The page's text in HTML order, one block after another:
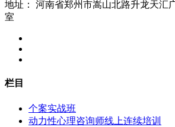
地址：
河南省郑州市嵩山北路升龙天汇
室
栏目
个案实战班
动力性心理咨询师线上连续培训